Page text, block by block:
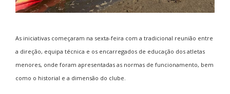
As iniciativas começaram na sexta-feira com a tradicional reunião entre
a direção, equipa técnica e os encarregados de educação dos atletas
menores, onde foram apresentadas as normas de funcionamento, bem
como o historial e a dimensão do clube.